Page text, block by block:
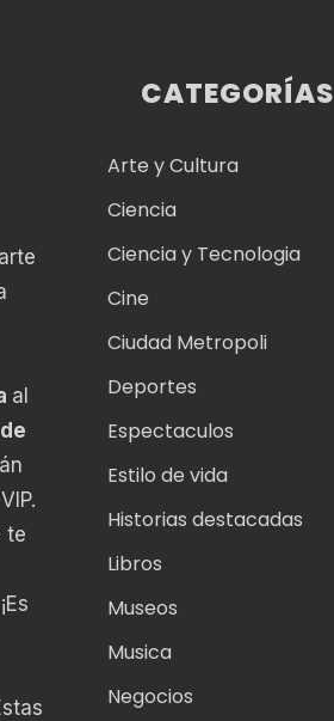
al
te
CATEGORÍAS
Arte y Cultura
Ciencia
Ciencia y Tecnologia
Cine
Ciudad Metropoli
Deportes
Espectaculos
Estilo de vida
Historias destacadas
Libros
Museos
Musica
Negocios